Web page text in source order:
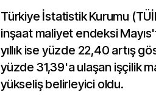
Türkiye İstatistik Kurumu
inşaat maliyet endeksi
yıllık ise yüzde 22,40 artış
yüzde 31,39'a ulaşan işçilik
yükseliş belirleyici oldu.